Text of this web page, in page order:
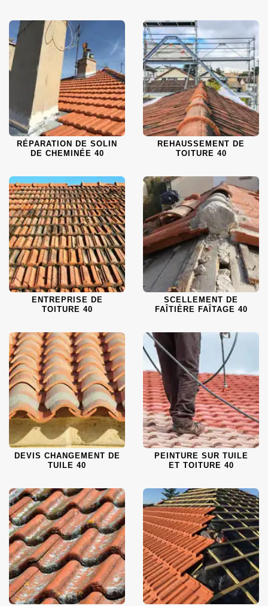
RÉPARATION DE SOLIN
DE CHEMINÉE 40
REHAUSSEMENT DE
TOITURE 40
ENTREPRISE DE
TOITURE 40
SCELLEMENT DE
FAÎTIÈRE FAÎTAGE 40
DEVIS CHANGEMENT DE
TUILE 40
PEINTURE SUR TUILE
ET TOITURE 40